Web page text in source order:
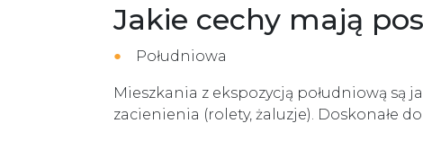
Jakie cechy mają
Południowa
Mieszkania z ekspozycją południową są
zacienienia (rolety, żaluzje). Doskonałe